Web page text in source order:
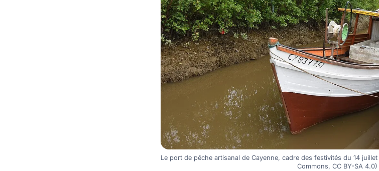
Le port de pêche artisanal de Cayenne, cadre des festivités du 14
Commons, CC BY-SA 4.0)